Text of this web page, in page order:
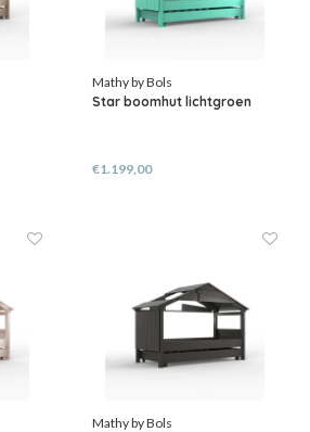
Mathy by Bols
Star boomhut lichtgroen
€1.199,00
Mathy by Bols